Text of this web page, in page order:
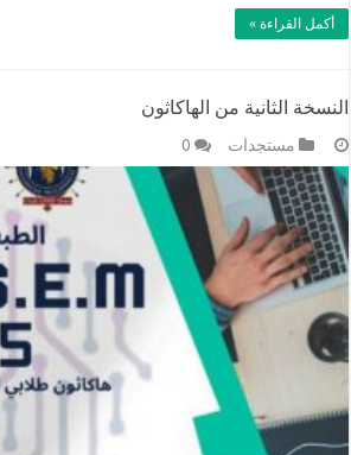
أكمل القراءة »
النسخة الثانية من الهاكاثون
مستجدات 0